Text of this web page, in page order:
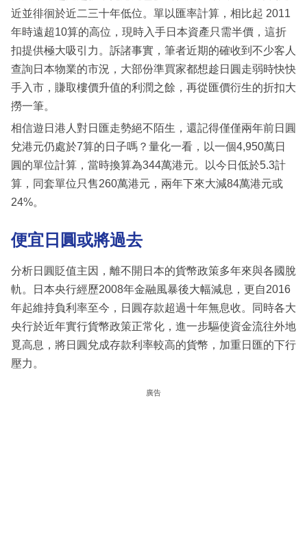
專
區
近並徘徊於近二三十年低位。單以匯率計算，相比起 2011
年時遠超10算的高位，現時入手日本資產只需半價，這折
扣提供極大吸引力。訴諸事實，筆者近期的確收到不少客人
查詢日本物業的市況，大部份準買家都想趁日圓走弱時快快
手入市，賺取樓價升值的利潤之餘，再從匯價衍生的折扣大
撈一筆。
相信遊日港人對日匯走勢絕不陌生，還記得僅僅兩年前日圓
兌港元仍處於7算的日子嗎？量化一看，以一個4,950萬日
圓的單位計算，當時換算為344萬港元。以今日低於5.3計
算，同套單位只售260萬港元，兩年下來大減84萬港元或
24%。
便宜日圓或將過去
分析日圓貶值主因，離不開日本的貨幣政策多年來與各國脫
軌。日本央行經歷2008年金融風暴後大幅減息，更自2016
年起維持負利率至今，日圓存款超過十年無息收。同時各大
央行於近年實行貨幣政策正常化，進一步驅使資金流往外地
覓高息，將日圓兌成存款利率較高的貨幣，加重日匯的下行
壓力。
廣告